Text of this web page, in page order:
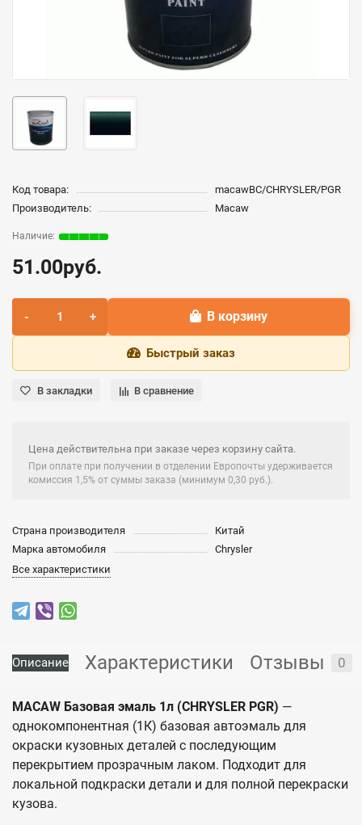
Код товара:
macawBC/CHRYSLER/PGR
Производитель:
Macaw
51.00руб.
В корзину
Быстрый заказ
В закладки В сравнение
Цена действительна при заказе через корзину сайта.
При оплате при получении в отделении Европочты удерживается
комиссия 1,5% от суммы заказа (минимум 0,30 руб.).
Страна производителя
Китай
Марка автомобиля
Chrysler
Все характеристики
Описание Характеристики Отзывы 0
MACAW Базовая эмаль 1л (CHRYSLER PGR) —
однокомпонентная (1К) базовая автоэмаль для
окраски кузовных деталей с последующим
перекрытием прозрачным лаком. Подходит для
локальной подкраски детали и для полной перекраски
кузова.